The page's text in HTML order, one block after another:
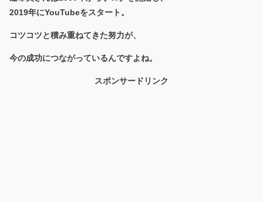
2019年にYouTubeをスタート。
コツコツと積み重ねてきた努力が、
今の成功につながっているんですよね。
スポンサードリンク